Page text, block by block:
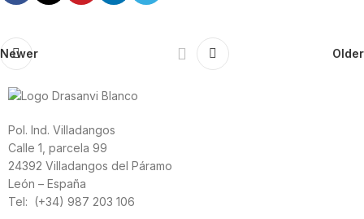
Newer Older
Pol. Ind. Villadangos
Calle 1, parcela 99
24392 Villadangos del Páramo
León – España
Tel: (+34) 987 203 106